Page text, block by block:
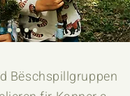
Bëschspillgruppen